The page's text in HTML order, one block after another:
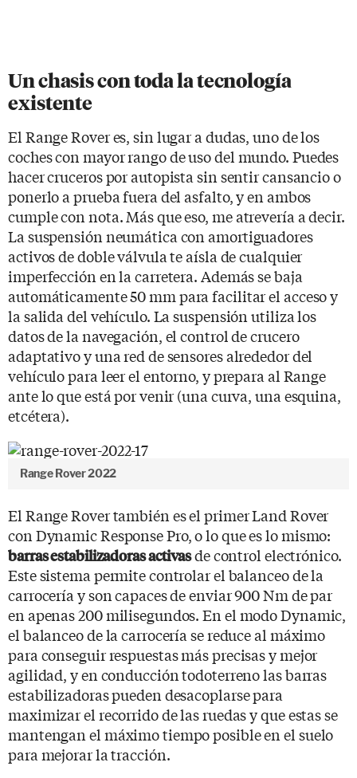
Un chasis con toda la tecnología
existente
El Range Rover es, sin lugar a dudas, uno de los
coches con mayor rango de uso del mundo. Puedes
hacer cruceros por autopista sin sentir cansancio o
ponerlo a prueba fuera del asfalto, y en ambos
cumple con nota. Más que eso, me atrevería a decir.
La suspensión neumática con amortiguadores
activos de doble válvula te aísla de cualquier
imperfección en la carretera. Además se baja
automáticamente 50 mm para facilitar el acceso y
la salida del vehículo. La suspensión utiliza los
datos de la navegación, el control de crucero
adaptativo y una red de sensores alrededor del
vehículo para leer el entorno, y prepara al Range
ante lo que está por venir (una curva, una esquina,
etcétera).
Range Rover 2022
El Range Rover también es el primer Land Rover
con Dynamic Response Pro, o lo que es lo mismo:
barras estabilizadoras activasde control electrónico.
Este sistema permite controlar el balanceo de la
carrocería y son capaces de enviar 900 Nm de par
en apenas 200 milisegundos. En el modo Dynamic,
el balanceo de la carrocería se reduce al máximo
para conseguir respuestas más precisas y mejor
agilidad, y en conducción todoterreno las barras
estabilizadoras pueden desacoplarse para
maximizar el recorrido de las ruedas y que estas se
mantengan el máximo tiempo posible en el suelo
para mejorar la tracción.